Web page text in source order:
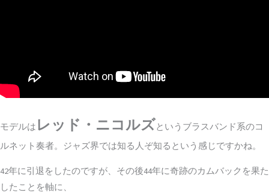
モデルは レッド・ニコルズというブラスバンド系のコ
ルネット奏者。ジャズ界では知る人ぞ知るという感じですかね。
42年に引退をしたのですが、その後44年に奇跡のカムバックを果た
したことを軸に、